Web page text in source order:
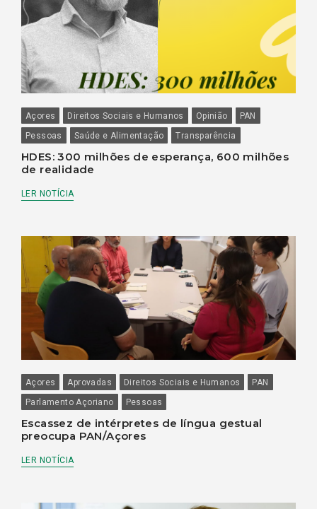
Açores Direitos Sociais e Humanos Opinião
PAN
Pessoas
Saúde e Alimentação Transparência
HDES: 300 milhões de esperança, 600 milhões
de realidade
LER NOTÍCIA
Açores Aprovadas Direitos Sociais e Humanos
PAN
Parlamento Açoriano
Pessoas
Escassez de intérpretes de língua gestual
preocupa PAN/Açores
LER NOTÍCIA